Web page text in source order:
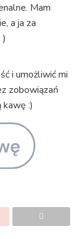
Mam
a ja za
)
i umożliwić mi
zobowiązań
:)